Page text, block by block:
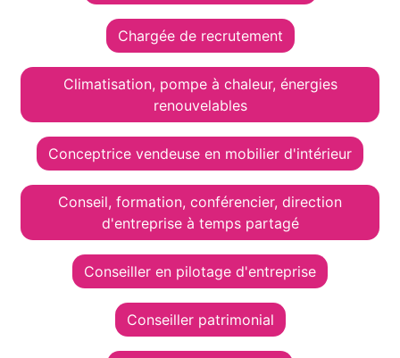
Chargée de recrutement
Climatisation, pompe à chaleur, énergies
renouvelables
Conceptrice vendeuse en mobilier d'intérieur
Conseil, formation, conférencier, direction
d'entreprise à temps partagé
Conseiller en pilotage d'entreprise
Conseiller patrimonial